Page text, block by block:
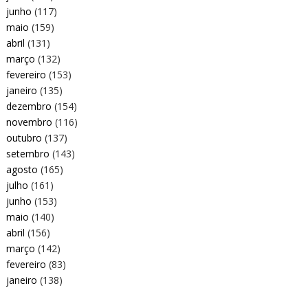
junho (117)
maio (159)
abril (131)
março (132)
fevereiro (153)
janeiro (135)
dezembro (154)
novembro (116)
outubro (137)
setembro (143)
agosto (165)
julho (161)
junho (153)
maio (140)
abril (156)
março (142)
fevereiro (83)
janeiro (138)